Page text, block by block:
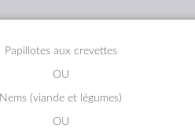
Papillotes aux crevettes
OU
Nems (viande et légumes)
OU